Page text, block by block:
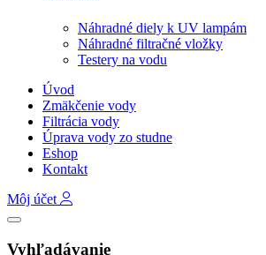
Náhradné diely k UV lampám
Náhradné filtračné vložky
Testery na vodu
Úvod
Zmäkčenie vody
Filtrácia vody
Úprava vody zo studne
Eshop
Kontakt
Môj účet
Vyhľadávanie